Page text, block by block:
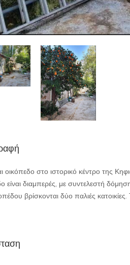
οικόπεδο στο ιστορικό κέντρο της
είναι διαμπερές, με συντελεστή
βρίσκονται δύο παλιές